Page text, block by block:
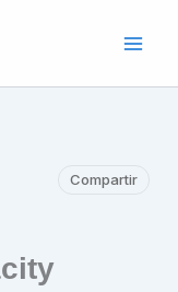
Compartir